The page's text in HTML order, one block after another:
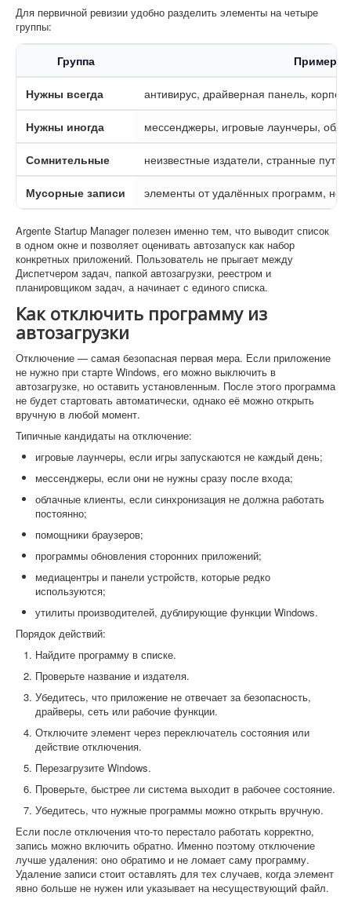
Для первичной ревизии удобно разделить элементы на четыре
группы:
Группа Примеры
Нужны всегда антивирус, драйверная панель,
Нужны иногда мессенджеры, игровые лаунчеры,
Сомнительные неизвестные издатели, странные
Мусорные записи элементы от удалённых программ,
Argente Startup Manager полезен именно тем, что выводит список
в одном окне и позволяет оценивать автозапуск как набор
конкретных приложений. Пользователь не прыгает между
Диспетчером задач, папкой автозагрузки, реестром и
планировщиком задач, а начинает с единого списка.
Как отключить программу из
автозагрузки
Отключение — самая безопасная первая мера. Если приложение
не нужно при старте Windows, его можно выключить в
автозагрузке, но оставить установленным. После этого программа
не будет стартовать автоматически, однако её можно открыть
вручную в любой момент.
Типичные кандидаты на отключение:
игровые лаунчеры, если игры запускаются не каждый день;
мессенджеры, если они не нужны сразу после входа;
облачные клиенты, если синхронизация не должна работать
постоянно;
помощники браузеров;
программы обновления сторонних приложений;
медиацентры и панели устройств, которые редко
используются;
утилиты производителей, дублирующие функции Windows.
Порядок действий:
Найдите программу в списке.
Проверьте название и издателя.
Убедитесь, что приложение не отвечает за безопасность,
драйверы, сеть или рабочие функции.
Отключите элемент через переключатель состояния или
действие отключения.
Перезагрузите Windows.
Проверьте, быстрее ли система выходит в рабочее состояние.
Убедитесь, что нужные программы можно открыть вручную.
Если после отключения что-то перестало работать корректно,
запись можно включить обратно. Именно поэтому отключение
лучше удаления: оно обратимо и не ломает саму программу.
Удаление записи стоит оставлять для тех случаев, когда элемент
явно больше не нужен или указывает на несуществующий файл.